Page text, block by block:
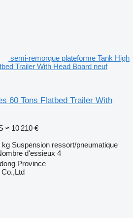
semi-remorque plateforme Tank High
Trailer With Head Board neuf
60 Tons Flatbed Trailer With
≈ 10 210 €
kg Suspension ressort/pneumatique
d'essieux 4
Province
Co.,Ltd